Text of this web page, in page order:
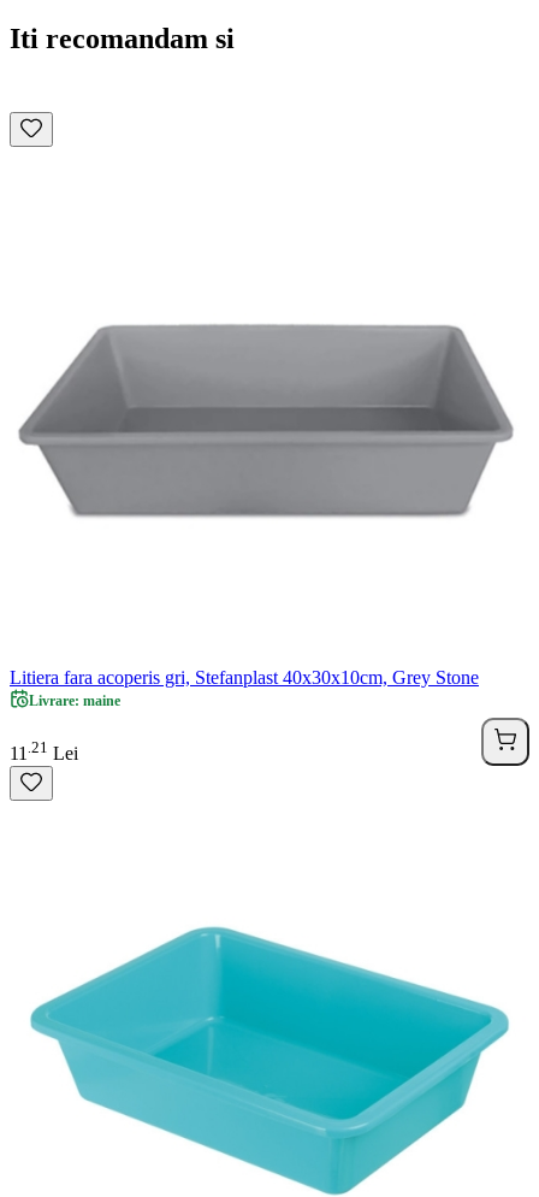
Iti recomandam si
Litiera fara acoperis gri, Stefanplast 40x30x10cm, Grey Stone
Livrare: maine
11 21 Lei